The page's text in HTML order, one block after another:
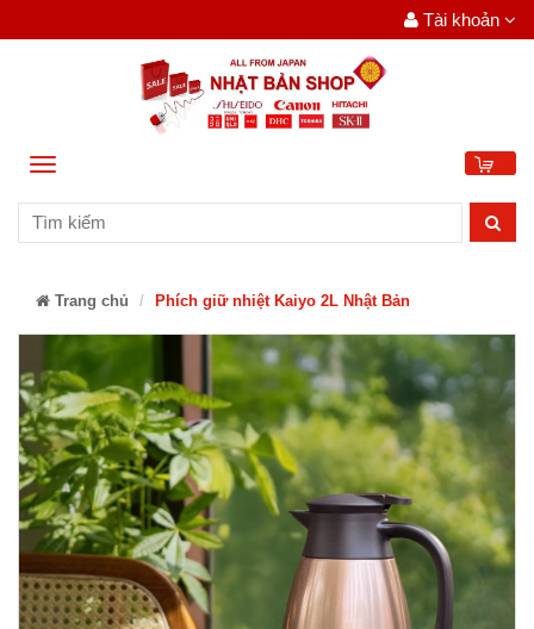
Tài khoản
Menu
Trang chủ Phích giữ nhiệt Kaiyo 2L Nhật Bản